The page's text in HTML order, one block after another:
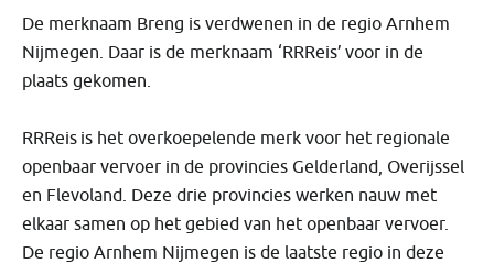
De merknaam Breng is verdwenen in de regio Arnhem
Nijmegen. Daar is de merknaam ‘RRReis’ voor in de
plaats gekomen.
RRReis is het overkoepelende merk voor het regionale
openbaar vervoer in de provincies Gelderland, Overijssel
en Flevoland. Deze drie provincies werken nauw met
elkaar samen op het gebied van het openbaar vervoer.
De regio Arnhem Nijmegen is de laatste regio in deze